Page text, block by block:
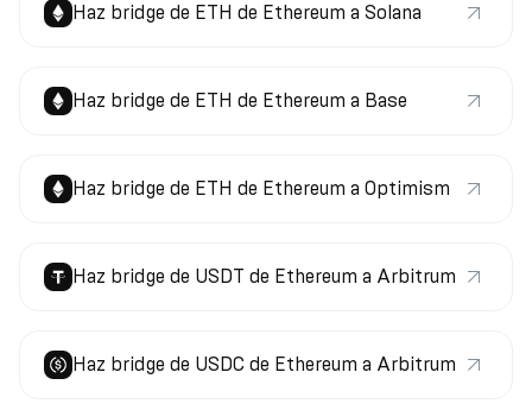
Haz bridge de ETH de Ethereum a Solana
Haz bridge de ETH de Ethereum a Base
Haz bridge de ETH de Ethereum a Optimism
Haz bridge de USDT de Ethereum a Arbitrum
Haz bridge de USDC de Ethereum a Arbitrum